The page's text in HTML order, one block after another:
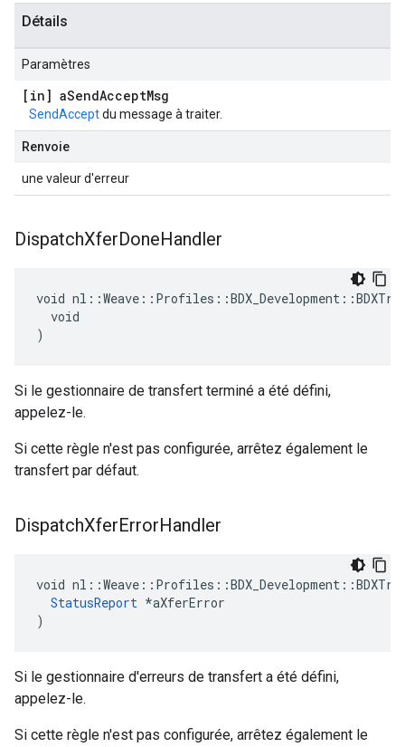
Détails
Paramètres
[in] aSendAcceptMsg
SendAcceptdu message à traiter.
Renvoie
une valeur d'erreur
DispatchXferDoneHandler
void
  void
)
Si le gestionnaire de transfert terminé a été défini,
appelez-le.
Si cette règle n'est pas configurée, arrêtez également le
transfert par défaut.
DispatchXferErrorHandler
void
StatusReport *aXferError
)
Si le gestionnaire d'erreurs de transfert a été défini,
appelez-le.
Si cette règle n'est pas configurée, arrêtez également le